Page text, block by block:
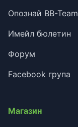
Опознай BB-Team
Имейл бюлетин
Форум
Facebook група
Магазин